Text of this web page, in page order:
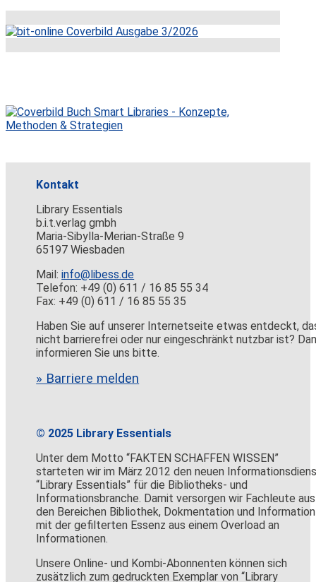
Kontakt
Library Essentials
b.i.t.verlag gmbh
Maria-Sibylla-Merian-Straße 9
65197 Wiesbaden
Mail:info@libess.de
Telefon: +49 (0) 611 / 16 85 55 34
Fax: +49 (0) 611 / 16 85 55 35
Haben Sie auf unserer Internetseite etwas entdeckt,
nicht barrierefrei oder nur eingeschränkt nutzbar ist?
informieren Sie uns bitte.
» Barriere melden
© 2025 Library Essentials
Unter dem Motto “FAKTEN SCHAFFEN WISSEN”
starteten wir im März 2012 den neuen
“Library Essentials” für die Bibliotheks- und
Informationsbranche. Damit versorgen wir Fachleute aus
den Bereichen Bibliothek, Dokmentation und Information
mit der gefilterten Essenz aus einem Overload an
Informationen.
Unsere Online- und Kombi-Abonnenten können sich
zusätzlich zum gedruckten Exemplar von “Library